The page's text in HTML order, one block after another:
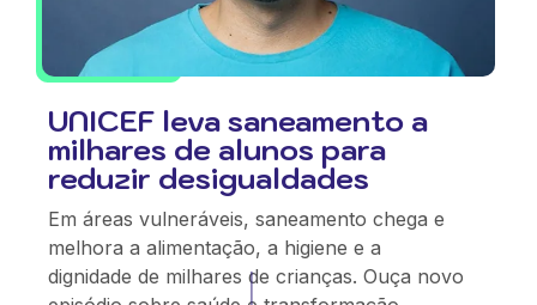
UNICEF leva saneamento a
milhares de alunos para
reduzir desigualdades
Em áreas vulneráveis, saneamento chega e
melhora a alimentação, a higiene e a
dignidade de milhares de crianças. Ouça novo